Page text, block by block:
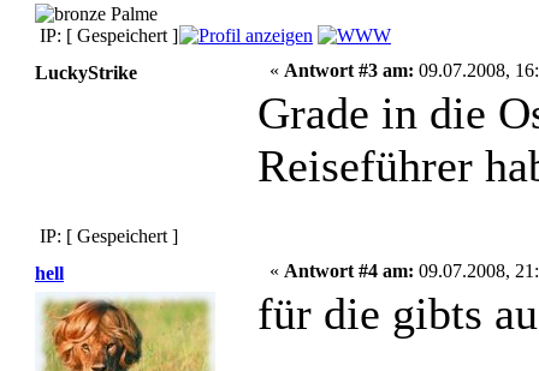
IP: [ Gespeichert ]
LuckyStrike
« Antwort #3 am: 09.07.2008,
Grade in die
Reiseführer
IP: [ Gespeichert ]
hell
« Antwort #4 am: 09.07.2008,
für die gibts